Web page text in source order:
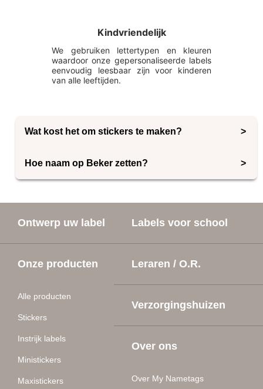
Kindvriendelijk
We gebruiken lettertypen en kleuren
waardoor onze gepersonaliseerde labels
eenvoudig leesbaar zijn voor kinderen
van alle leeftijden.
Wat kost het om stickers te maken?
om voor te betalen, omdat ze de ontberingen van het
dagelijks leven doorstaan. Een set van 56 Gekleurde
Hoe naam op Beker zetten?
die 100% water, vaatwasser, en magnetronbestendig
Ontwerp uw label
Onze producten
Alle producten
Stickers
Instrijk labels
Ministickers
Maxistickers
Labels voor school
Leraren / O.R.
Verzorgingshuizen
Over ons
Over My Nametags